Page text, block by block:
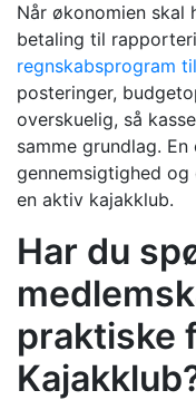
Når økonomien skal
betaling til
regnskabsprogram
posteringer,
overskuelig, så
samme grundlag.
gennemsigtighed
en aktiv kajakklub.
Har du
praktiske